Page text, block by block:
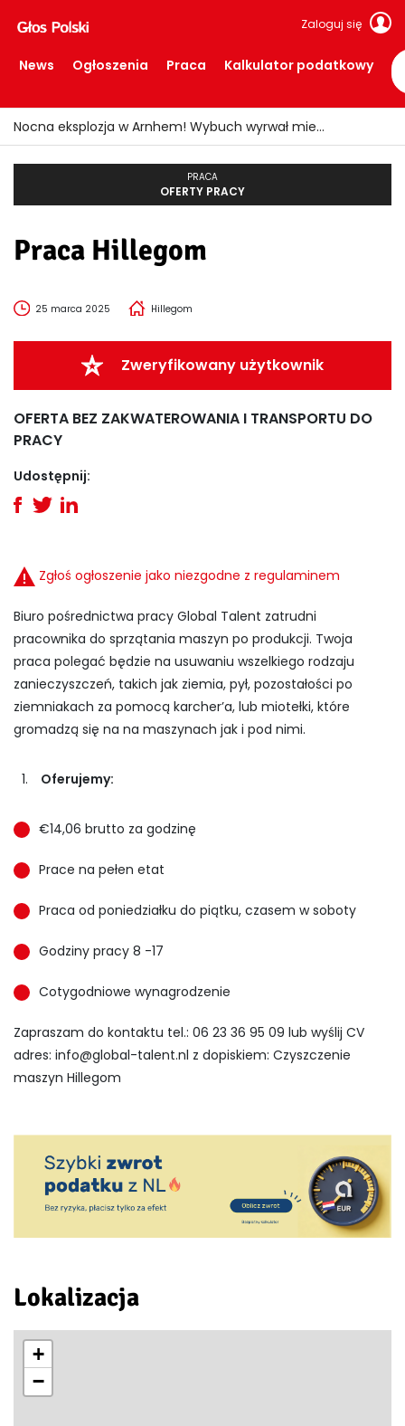
Zaloguj się
News Ogłoszenia Praca Kalkulator podatkowy
Nocna eksplozja w Arnhem! Wybuch wyrwał mieszkańców ze snu i wybił szyby
PRACA
OFERTY PRACY
Praca Hillegom
25 marca 2025 Hillegom
Zweryfikowany użytkownik
OFERTA BEZ ZAKWATEROWANIA I TRANSPORTU DO
PRACY
Udostępnij:
Zgłoś ogłoszenie jako niezgodne z regulaminem
Biuro pośrednictwa pracy Global Talent zatrudni
pracownika do sprzątania maszyn po produkcji. Twoja
praca polegać będzie na usuwaniu wszelkiego rodzaju
zanieczyszczeń, takich jak ziemia, pył, pozostałości po
ziemniakach za pomocą karcher’a, lub miotełki, które
gromadzą się na na maszynach jak i pod nimi.
Oferujemy:
€14,06 brutto za godzinę
Prace na pełen etat
Praca od poniedziałku do piątku, czasem w soboty
Godziny pracy 8 -17
Cotygodniowe wynagrodzenie
Zapraszam do kontaktu tel.: 06 23 36 95 09 lub wyślij CV
adres: info@global-talent.nl z dopiskiem: Czyszczenie
maszyn Hillegom
Lokalizacja
+
−